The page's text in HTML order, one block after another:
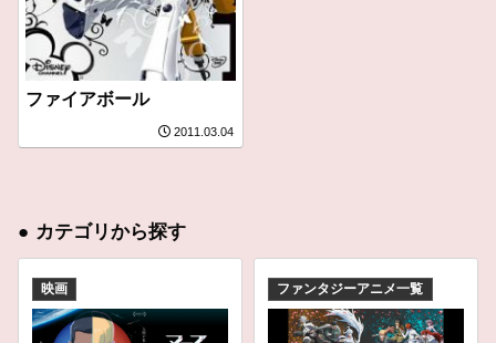
ファイアボール
2011.03.04
● カテゴリから探す
映画 ファンタジーアニメ一覧